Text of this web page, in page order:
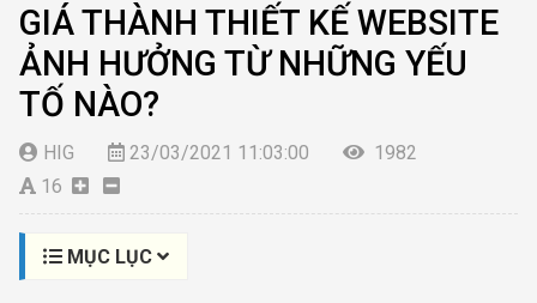
GIÁ THÀNH THIẾT KẾ WEBSITE
ẢNH HƯỞNG TỪ NHỮNG YẾU
TỐ NÀO?
HIG 23/03/2021 11:03:00
1982
16
MỤC LỤC